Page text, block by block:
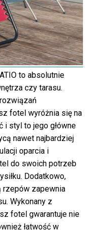
to absolutnie
czy tarasu.
fotel wyróżnia się na
i styl to jego główne
nawet najbardziej
oparcia i
do swoich potrzeb
Dodatkowo,
rzepów zapewnia
Wykonany z
fotel gwarantuje nie
łatwość w